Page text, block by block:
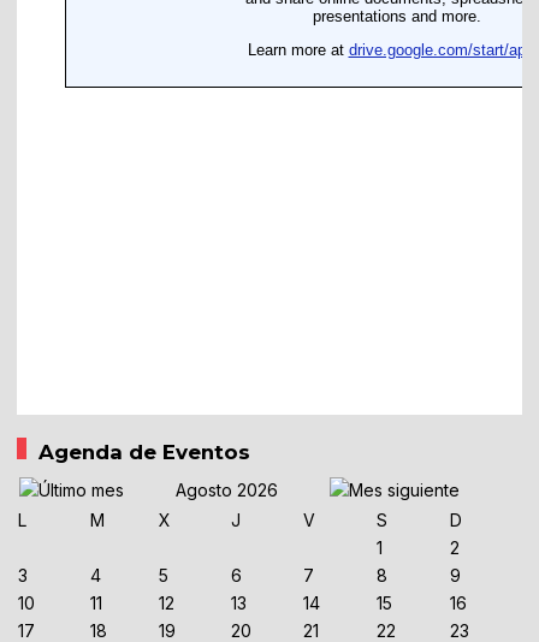
Agenda de Eventos
Agosto 2026
L
M X J V S
D
1
2
3
4 5 6 7 8
9
10
11 12 13 14 15
16
17
18 19 20 21 22
23